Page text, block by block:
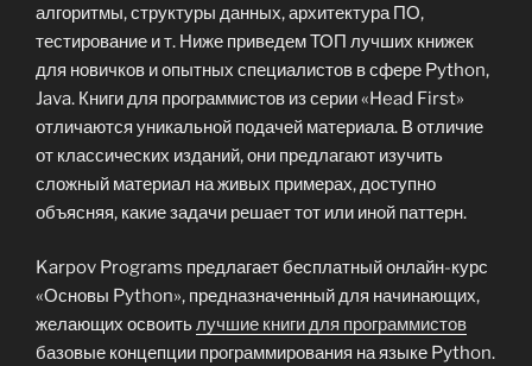
алгоритмы, структуры данных, архитектура ПО,
тестирование и т. Ниже приведем ТОП лучших книжек
для новичков и опытных специалистов в сфере Python,
Java. Книги для программистов из серии «Head First»
отличаются уникальной подачей материала. В отличие
от классических изданий, они предлагают изучить
сложный материал на живых примерах, доступно
объясняя, какие задачи решает тот или иной паттерн.
Karpov Programs предлагает бесплатный онлайн-курс
«Основы Python», предназначенный для начинающих,
желающих освоитьлучшие книги для программистов
базовые концепции программирования на языке Python.